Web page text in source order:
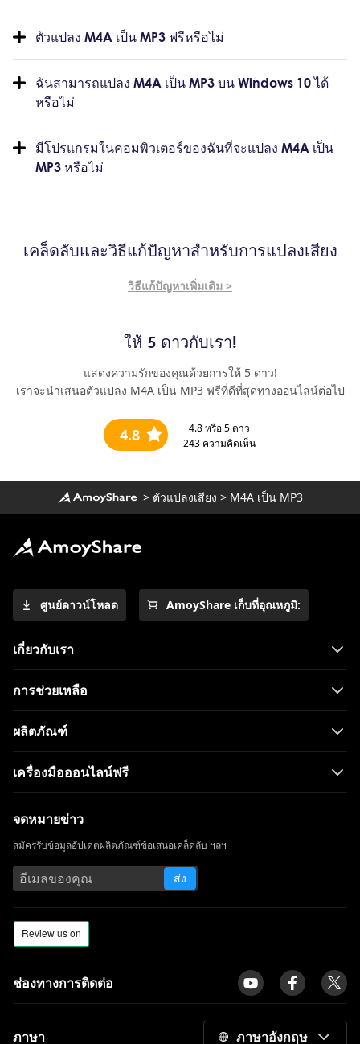
ตัวแปลง M4A เป็น MP3 ฟรีหรือไม่
ฉันสามารถแปลง M4A เป็น MP3 บน Windows 10 ได้
หรือไม่
มีโปรแกรมในคอมพิวเตอร์ของฉันที่จะแปลง M4A เป็น
MP3 หรือไม่
เคล็ดลับและวิธีแก้ปัญหาสำหรับการแปลงเสียง
วิธีแก้ปัญหาเพิ่มเติม >
ให้ 5 ดาวกับเรา!
แสดงความรักของคุณด้วยการให้ 5 ดาว!
เราจะนำเสนอตัวแปลง M4A เป็น MP3 ฟรีที่ดีที่สุดทางออนไลน์ต่อไป
4.8 4.8หรือ 5 ดาว
243 ความคิดเห็น
> ตัวแปลงเสียง > M4A เป็น MP3
ศูนย์ดาวน์โหลด AmoyShare เก็บที่อุณหภูมิ:
เกี่ยวกับเรา
การช่วยเหลือ
ผลิตภัณฑ์
เครื่องมือออนไลน์ฟรี
จดหมายข่าว
สมัครรับข้อมูลอัปเดตผลิตภัณฑ์ข้อเสนอเคล็ดลับ ฯลฯ
ส่ง
ช่องทางการติดต่อ
ภาษา ภาษาอังกฤษ